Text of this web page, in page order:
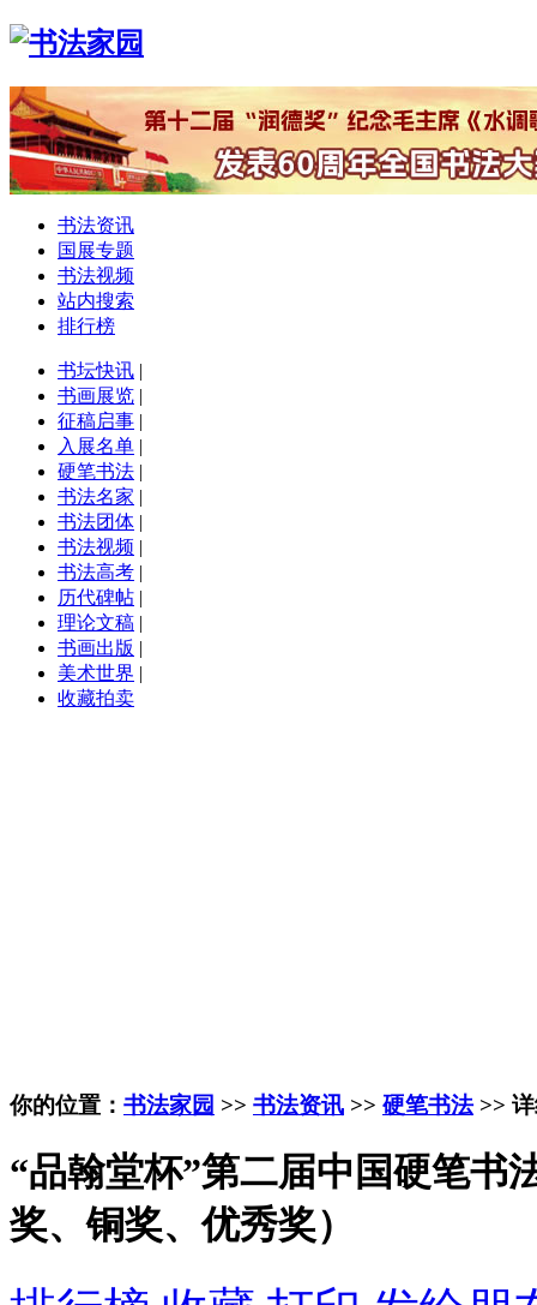
书法资讯
国展专题
书法视频
站内搜索
排行榜
书坛快讯 |
书画展览 |
征稿启事 |
入展名单 |
硬笔书法 |
书法名家 |
书法团体 |
书法视频 |
书法高考 |
历代碑帖 |
理论文稿 |
书画出版 |
美术世界 |
收藏拍卖
你的位置： 书法家园 >> 书法资讯 >> 硬笔书法>>
“品翰堂杯”第二届中国硬笔书
奖、铜奖、优秀奖）